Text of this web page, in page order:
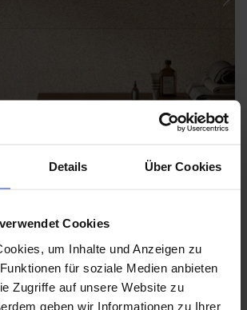
Details Über Cookies
Cookies
um Inhalte und Anzeigen zu
für soziale Medien anbieten
Zugriffe auf unsere Website zu
geben wir Informationen zu Ihrer
Sant Agostino